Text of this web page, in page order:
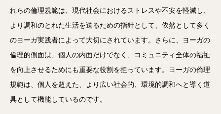
れらの倫理規範は、現代社会におけるストレスや不安を軽減し、
より調和のとれた生活を送るための指針として、依然として多く
のヨーガ実践者によって大切にされています。さらに、ヨーガの
倫理的側面は、個人の内面だけでなく、コミュニティ全体の福祉
を向上させるためにも重要な役割を担っています。ヨーガの倫理
規範は、個人を超えた、より広い社会的、環境的調和へと導く道
具として機能しているのです。